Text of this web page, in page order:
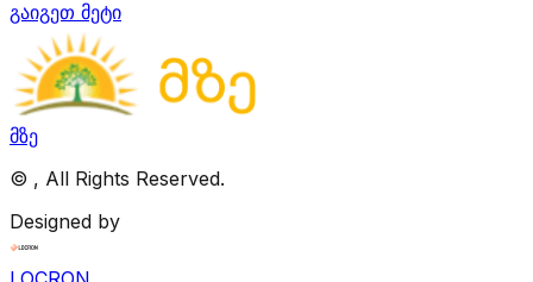
გაიგეთ მეტი
მზე
© , All Rights Reserved.
Designed by